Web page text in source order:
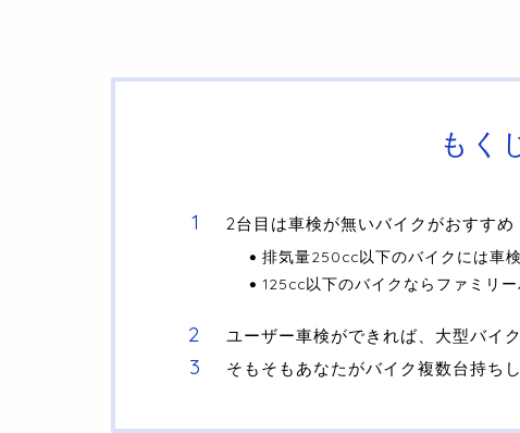
もく
2台目は車検が無いバイクがおすすめ
排気量250cc以下のバイクには車
125cc以下のバイクならファミリ
ユーザー車検ができれば、大型バイ
そもそもあなたがバイク複数台持ち